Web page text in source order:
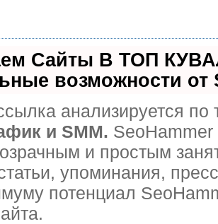
Сайты В ТОП
возможности от
анализируется по
и SMM.
и простым
упоминания,
потенциал